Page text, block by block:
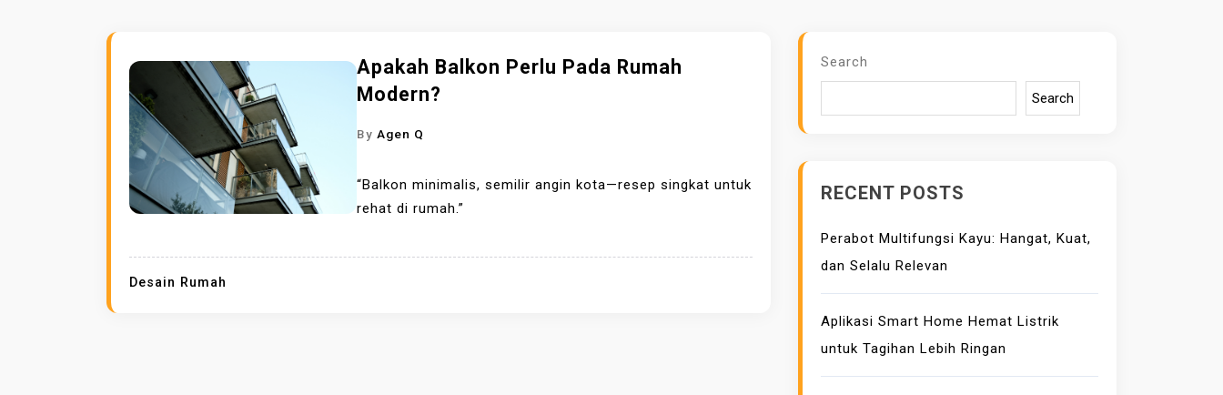
Apakah Balkon Perlu Pada Rumah
Modern?
By Agen Q
“Balkon minimalis, semilir angin kota—resep singkat untuk
rehat di rumah.”
Desain Rumah
Search
Search
RECENT POSTS
Perabot Multifungsi Kayu: Hangat, Kuat,
dan Selalu Relevan
Aplikasi Smart Home Hemat Listrik
untuk Tagihan Lebih Ringan